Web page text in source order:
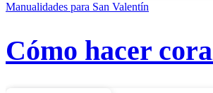
Manualidades para San Valentín
Cómo hacer